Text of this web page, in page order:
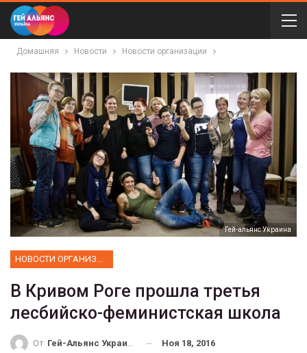
Домашняя Новости Новости организации
Гей-альянс Украина
В Кривом Роге прошла третья
лесбийско-феминистская школа
От Гей-Альянс Украина Ноя 18, 2016